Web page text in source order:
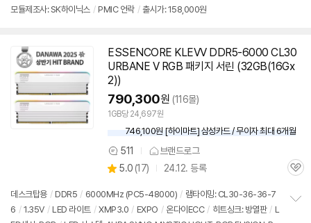
모듈제조사: SK하이닉스 / PMIC 언락 / 출시가: 158,000원
기
ESSENCORE KLEVV DDR5-6000 CL30
URBANE V RGB 패키지 서린 (32GB(16Gx
2))
790,300원 (116몰)
1GB당 24,697원
746,100원 [하이마트] 삼성카드 / 무이자 최대 6개월
상
품
견
511 브랜드로그
별
점
5.0 (상
리
뷰
17) 24.12. 등록
관
상
데스크탑용 / DDR5 / 6000MHz (PC5-48000) / 램타이밍: CL30-36-36-7
6 / 1.35V / LED 라이트 / XMP3.0 / EXPO / 온다이ECC / 히트싱크: 방열판 / L